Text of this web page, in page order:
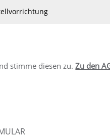
stimme diesen zu.Zu den